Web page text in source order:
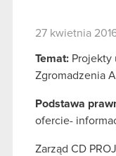
27 kwietnia
Temat: Projekty
Zgromadzenia
Podstawa
ofercie-
Zarząd CD